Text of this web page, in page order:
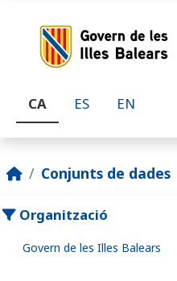
CA ES EN
Conjunts de dades
Organització
Govern de les Illes Balears